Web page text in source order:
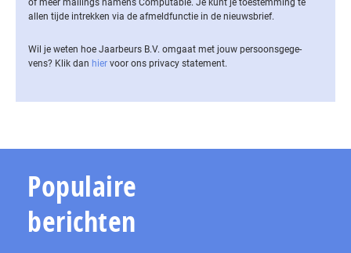
allen tijde intrekken via de af­meld­func­tie in de nieuwsbrief.
Wil je weten hoe Jaarbeurs B.V. omgaat met jouw per­soons­ge­ge­
vens? Klik dan hier voor ons privacy statement.
Populaire
berichten